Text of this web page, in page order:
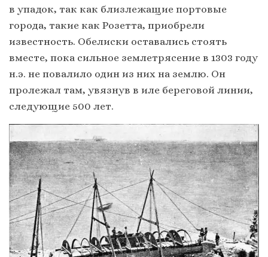
в упадок, так как близлежащие портовые
города, такие как Розетта, приобрели
известность. Обелиски оставались стоять
вместе, пока сильное землетрясение в 1303 году
н.э. не повалило один из них на землю. Он
пролежал там, увязнув в иле береговой линии,
следующие 500 лет.